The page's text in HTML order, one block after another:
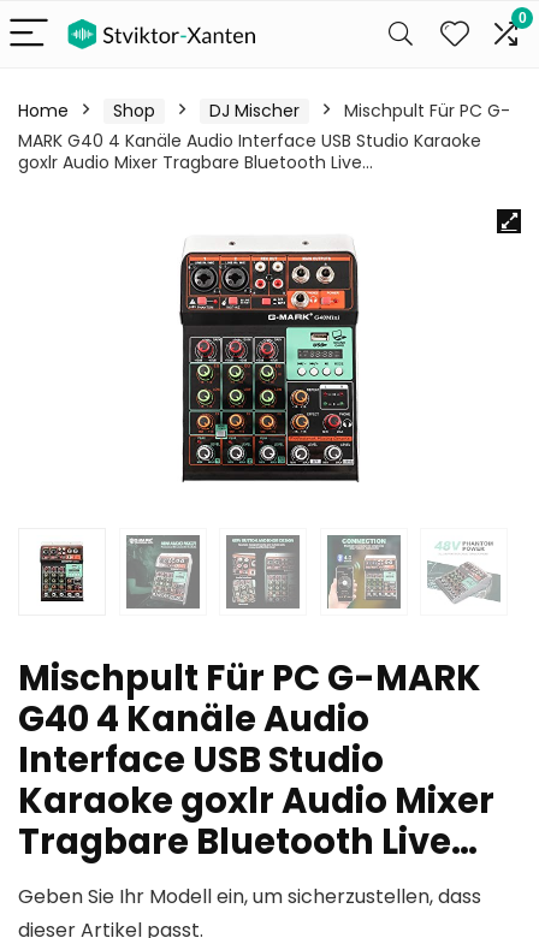
0
Home Shop DJ Mischer
Mischpult Für PC G-
MARK G40 4 Kanäle Audio Interface USB Studio Karaoke
goxlr Audio Mixer Tragbare Bluetooth Live…
Mischpult Für PC G-MARK
G40 4 Kanäle Audio
Interface USB Studio
Karaoke goxlr Audio Mixer
Tragbare Bluetooth Live…
Geben Sie Ihr Modell ein, um sicherzustellen, dass
dieser Artikel passt.